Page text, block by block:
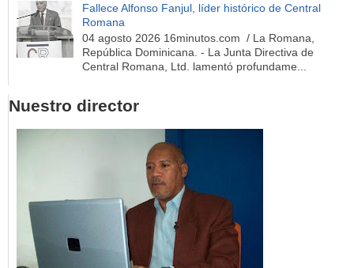
Fallece Alfonso Fanjul, líder histórico de Central
Romana
04 agosto 2026 16minutos.com / La Romana,
República Dominicana. - La Junta Directiva de
Central Romana, Ltd. lamentó profundame...
Nuestro director